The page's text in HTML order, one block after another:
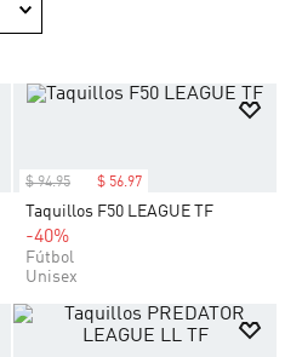
$ 94.95 $ 56.97
Taquillos F50 LEAGUE TF
-40%
Fútbol
Unisex